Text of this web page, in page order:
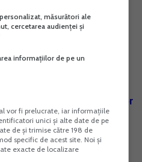
disponibil la adresa
cardurilor de debit si
cu bunurile
destinate persoanelor
din Ucraina
art. 25 si 56 din
măsurători ale
cercetarea audienței și
informațiilor de pe un
vor fi prelucrate, iar informațiile
unici și alte date de pe
de și trimise către 198 de
specific de acest site. Noi și
exacte de localizare